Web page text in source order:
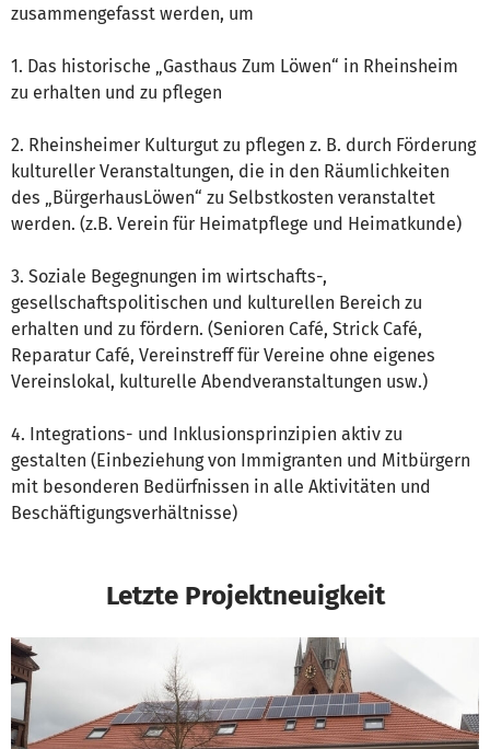
zusammengefasst werden, um
1. Das historische „Gasthaus Zum Löwen“ in Rheinsheim
zu erhalten und zu pflegen
2. Rheinsheimer Kulturgut zu pflegen z. B. durch Förderung
kultureller Veranstaltungen, die in den Räumlichkeiten
des „BürgerhausLöwen“ zu Selbstkosten veranstaltet
werden. (z.B. Verein für Heimatpflege und Heimatkunde)
3. Soziale Begegnungen im wirtschafts-,
gesellschaftspolitischen und kulturellen Bereich zu
erhalten und zu fördern. (Senioren Café, Strick Café,
Reparatur Café, Vereinstreff für Vereine ohne eigenes
Vereinslokal, kulturelle Abendveranstaltungen usw.)
4. Integrations- und Inklusionsprinzipien aktiv zu
gestalten (Einbeziehung von Immigranten und Mitbürgern
mit besonderen Bedürfnissen in alle Aktivitäten und
Beschäftigungsverhältnisse)
Letzte Projektneuigkeit